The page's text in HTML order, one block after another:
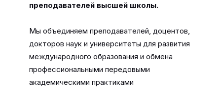
преподавателей высшей школы.
Мы объединяем преподавателей, доцентов,
докторов наук и университеты для развития
международного образования и обмена
профессиональными передовыми
академическими практиками